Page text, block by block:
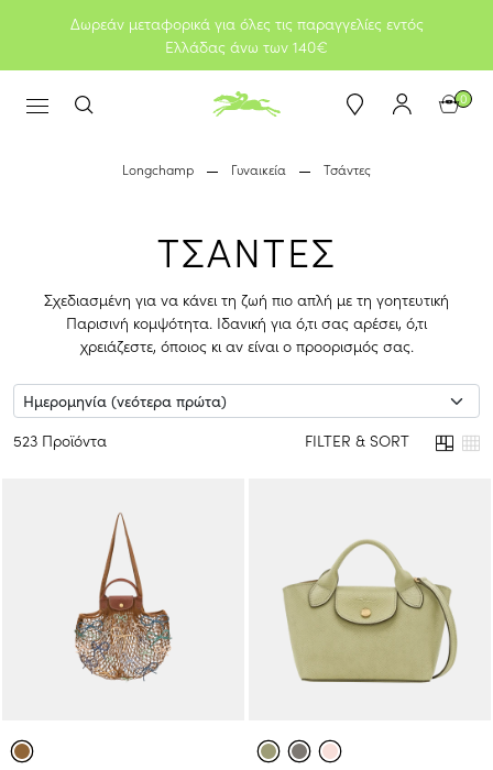
Δωρεάν μεταφορικά για όλες τις παραγγελίες εντός
Ελλάδας άνω των 140€
0
Longchamp Γυναικεία Τσάντες
ΤΣΑΝΤΕΣ
Σχεδιασμένη για να κάνει τη ζωή πιο απλή με τη γοητευτική
Παρισινή κομψότητα. Ιδανική για ό,τι σας αρέσει, ό,τι
χρειάζεστε, όποιος κι αν είναι ο προορισμός σας.
523 Προϊόντα FILTER & SORT